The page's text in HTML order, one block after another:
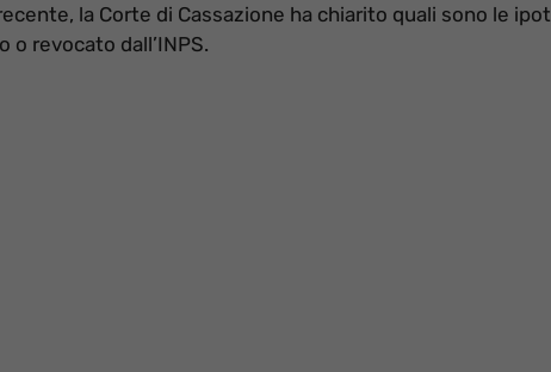
la Corte di Cassazione ha chiarito quali sono le
o revocato dall’INPS.